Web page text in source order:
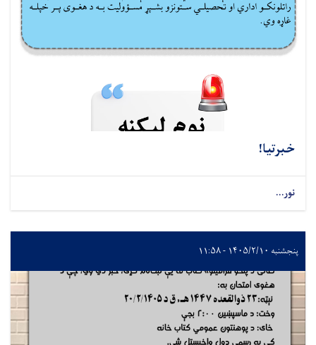
خبرتیا!
نور...
پنجشنبه ۱۴۰۵/۲/۱۰ - ۱۱:۵۸